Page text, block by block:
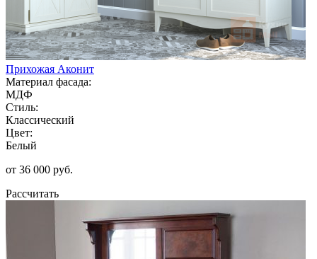
Прихожая Аконит
Материал фасада:
МДФ
Стиль:
Классический
Цвет:
Белый
от 36 000 руб.
Рассчитать